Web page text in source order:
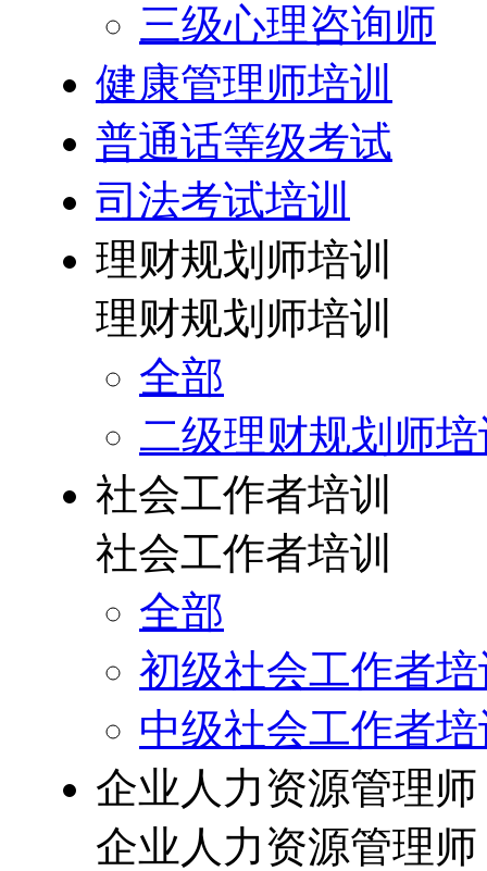
三级心理咨询师
健康管理师培训
普通话等级考试
司法考试培训
理财规划师培训
理财规划师培训
全部
二级理财规划师
社会工作者培训
社会工作者培训
全部
初级社会工作者
中级社会工作者
企业人力资源管理师
企业人力资源管理师